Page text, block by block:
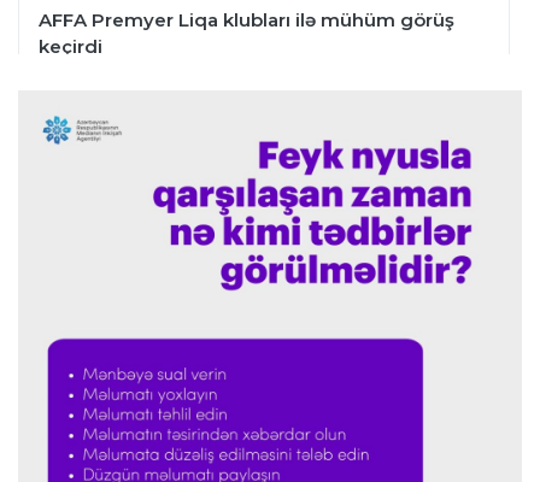
AFFA Premyer Liqa klubları ilə mühüm görüş
keçirdi
Offside 17:12 06.08.2026
Bakıda beynəlxalq şahmat yarışları ilə bağlı
müzakirələr aparıldı
Offside 15:47 06.08.2026
Mingəçevirdə "Kürü keçək?!" yarışına rekord
maraq